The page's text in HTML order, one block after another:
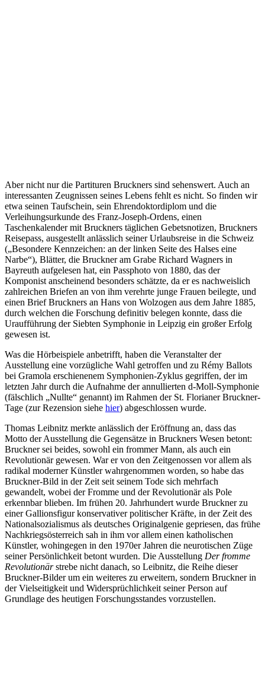
Aber nicht nur die Partituren Bruckners sind sehenswert. Auch an
interessanten Zeugnissen seines Lebens fehlt es nicht. So finden wir
etwa seinen Taufschein, sein Ehrendoktordiplom und die
Verleihungsurkunde des Franz-Joseph-Ordens, einen
Taschenkalender mit Bruckners täglichen Gebetsnotizen, Bruckners
Reisepass, ausgestellt anlässlich seiner Urlaubsreise in die Schweiz
(„Besondere Kennzeichen: an der linken Seite des Halses eine
Narbe“), Blätter, die Bruckner am Grabe Richard Wagners in
Bayreuth aufgelesen hat, ein Passphoto von 1880, das der
Komponist anscheinend besonders schätzte, da er es nachweislich
zahlreichen Briefen an von ihm verehrte junge Frauen beilegte, und
einen Brief Bruckners an Hans von Wolzogen aus dem Jahre 1885,
durch welchen die Forschung definitiv belegen konnte, dass die
Uraufführung der Siebten Symphonie in Leipzig ein großer Erfolg
gewesen ist.
Was die Hörbeispiele anbetrifft, haben die Veranstalter der
Ausstellung eine vorzügliche Wahl getroffen und zu Rémy Ballots
bei Gramola erschienenem Symphonien-Zyklus gegriffen, der im
letzten Jahr durch die Aufnahme der annullierten d-Moll-Symphonie
(fälschlich „Nullte“ genannt) im Rahmen der St. Florianer Bruckner-
Tage (zur Rezension siehe hier) abgeschlossen wurde.
Thomas Leibnitz merkte anlässlich der Eröffnung an, dass das
Motto der Ausstellung die Gegensätze in Bruckners Wesen betont:
Bruckner sei beides, sowohl ein frommer Mann, als auch ein
Revolutionär gewesen. War er von den Zeitgenossen vor allem als
radikal moderner Künstler wahrgenommen worden, so habe das
Bruckner-Bild in der Zeit seit seinem Tode sich mehrfach
gewandelt, wobei der Fromme und der Revolutionär als Pole
erkennbar blieben. Im frühen 20. Jahrhundert wurde Bruckner zu
einer Gallionsfigur konservativer politischer Kräfte, in der Zeit des
Nationalsozialismus als deutsches Originalgenie gepriesen, das frühe
Nachkriegsösterreich sah in ihm vor allem einen katholischen
Künstler, wohingegen in den 1970er Jahren die neurotischen Züge
seiner Persönlichkeit betont wurden. Die Ausstellung Der fromme
Revolutionärstrebe nicht danach, so Leibnitz, die Reihe dieser
Bruckner-Bilder um ein weiteres zu erweitern, sondern Bruckner in
der Vielseitigkeit und Widersprüchlichkeit seiner Person auf
Grundlage des heutigen Forschungsstandes vorzustellen.